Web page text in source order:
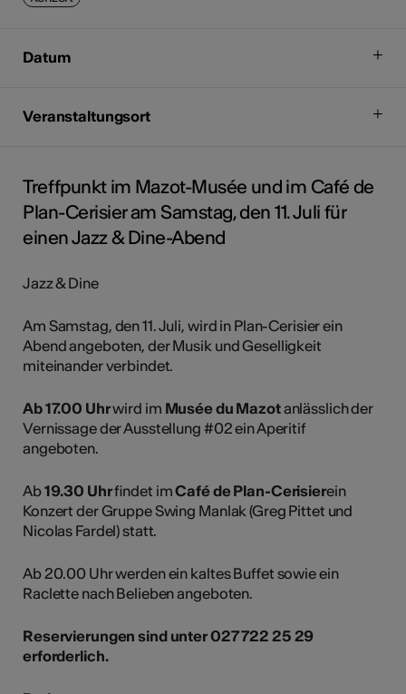
Datum
Veranstaltungsort
Treffpunkt im Mazot-Musée und im Café de
Plan-Cerisier am Samstag, den 11. Juli für
einen Jazz & Dine-Abend
Jazz & Dine
Am Samstag, den 11. Juli, wird in Plan-Cerisier ein
Abend angeboten, der Musik und Geselligkeit
miteinander verbindet.
Ab 17.00 Uhrwird im Musée du Mazotanlässlich der
Vernissage der Ausstellung #02 ein Aperitif
angeboten.
Ab19.30 Uhrfindet imCafé de Plan-Cerisierein
Konzert der Gruppe Swing Manlak (Greg Pittet und
Nicolas Fardel) statt.
Ab 20.00 Uhr werden ein kaltes Buffet sowie ein
Raclette nach Belieben angeboten.
Reservierungen sind unter 027 722 25 29
erforderlich.